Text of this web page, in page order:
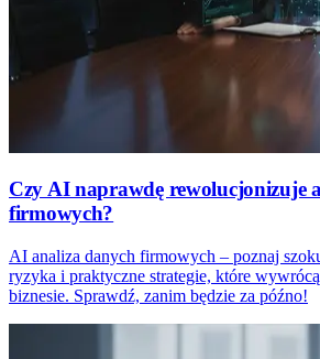
Czy AI naprawdę rewolucjonizuje
firmowych?
AI analiza danych firmowych – poznaj
ryzyka i praktyczne strategie, które
biznesie. Sprawdź, zanim będzie za późno!